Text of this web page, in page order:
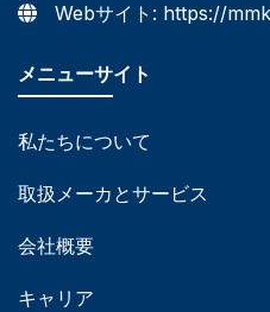
Webサイト: https://
メニューサイト
私たちについて
取扱メーカとサービス
会社概要
キャリア